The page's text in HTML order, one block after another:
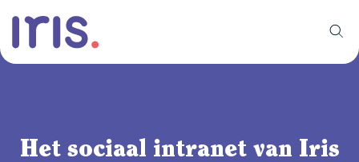
Het sociaal intranet van Iris